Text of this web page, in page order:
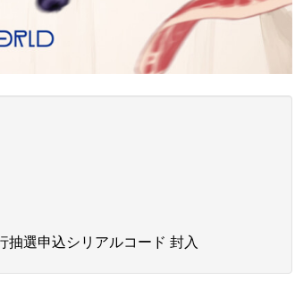
選申込シリアルコード 封入